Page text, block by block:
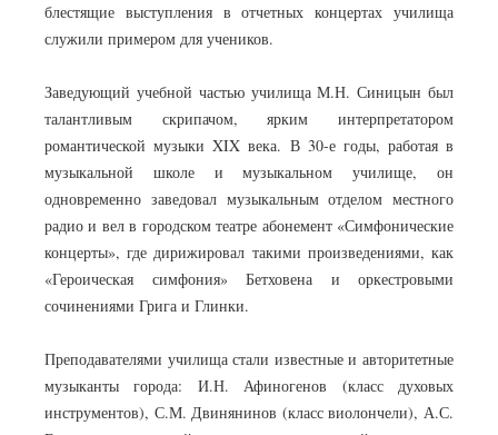
блестящие выступления в отчетных концертах училища
служили примером для учеников.
Заведующий учебной частью училища М.Н. Синицын был
талантливым скрипачом, ярким интерпретатором
романтической музыки XIX века. В 30-е годы, работая в
музыкальной школе и музыкальном училище, он
одновременно заведовал музыкальным отделом местного
радио и вел в городском театре абонемент «Симфонические
концерты», где дирижировал такими произведениями, как
«Героическая симфония» Бетховена и оркестровыми
сочинениями Грига и Глинки.
Преподавателями училища стали известные и авторитетные
музыканты города: И.Н. Афиногенов (класс духовых
инструментов), С.М. Двинянинов (класс виолончели), А.С.